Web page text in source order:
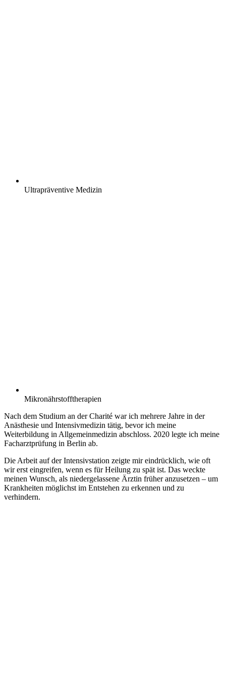
Ultrapräventive Medizin
Mikronährstofftherapien
Nach dem Studium an der Charité war ich mehrere Jahre in der
Anästhesie und Intensivmedizin tätig, bevor ich meine
Weiterbildung in Allgemeinmedizin abschloss. 2020 legte ich meine
Facharztprüfung in Berlin ab.
Die Arbeit auf der Intensivstation zeigte mir eindrücklich, wie oft
wir erst eingreifen, wenn es für Heilung zu spät ist. Das weckte
meinen Wunsch, als niedergelassene Ärztin früher anzusetzen – um
Krankheiten möglichst im Entstehen zu erkennen und zu
verhindern.